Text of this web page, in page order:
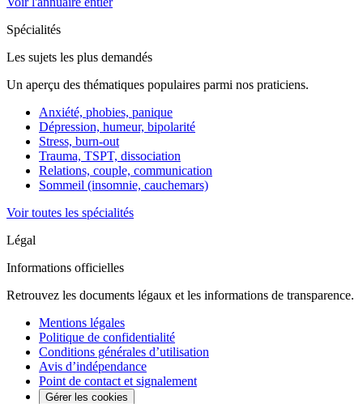
Spécialités
Les sujets les plus demandés
Un aperçu des thématiques populaires parmi nos praticiens.
Anxiété, phobies, panique
Dépression, humeur, bipolarité
Stress, burn-out
Trauma, TSPT, dissociation
Relations, couple, communication
Sommeil (insomnie, cauchemars)
Voir toutes les spécialités
Légal
Informations officielles
Retrouvez les documents légaux et les informations de transparence.
Mentions légales
Politique de confidentialité
Conditions générales d’utilisation
Avis d’indépendance
Point de contact et signalement
Gérer les cookies